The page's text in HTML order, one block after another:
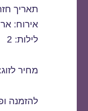
תאריך חזרה:
אירוח:
לילות: 2
מחיר לזוג: ₪712
להזמנה